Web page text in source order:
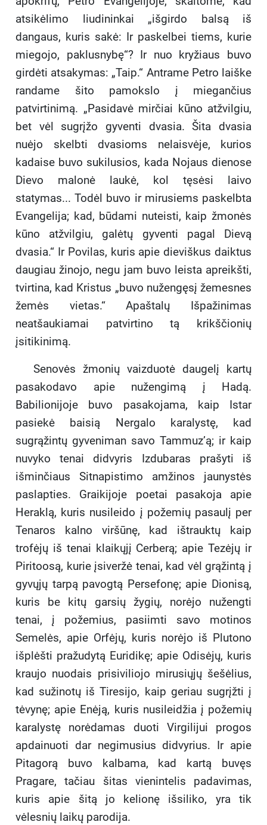
atsikėlimo liudininkai „išgirdo balsą iš
dangaus, kuris sakė: Ir paskelbei tiems, kurie
miegojo, paklusnybę“? Ir nuo kryžiaus buvo
girdėti atsakymas: „Taip.“ Antrame Petro laiške
randame šito pamokslo į miegančius
patvirtinimą. „Pasidavė mirčiai kūno atžvilgiu,
bet vėl sugrįžo gyventi dvasia. Šita dvasia
nuėjo skelbti dvasioms nelaisvėje, kurios
kadaise buvo sukilusios, kada Nojaus dienose
Dievo malonė laukė, kol tęsėsi laivo
statymas... Todėl buvo ir mirusiems paskelbta
Evangelija; kad, būdami nuteisti, kaip žmonės
kūno atžvilgiu, galėtų gyventi pagal Dievą
dvasia.“ Ir Povilas, kuris apie dieviškus daiktus
daugiau žinojo, negu jam buvo leista apreikšti,
tvirtina, kad Kristus „buvo nužengęsį žemesnes
žemės vietas.“ Apaštalų Išpažinimas
neatšaukiamai patvirtino tą krikščionių
įsitikinimą.
Senovės žmonių vaizduotė daugelį kartų
pasakodavo apie nužengimą į Hadą.
Babilionijoje buvo pasakojama, kaip Istar
pasiekė baisią Nergalo karalystę, kad
sugrąžintų gyveniman savo Tammuz’ą; ir kaip
nuvyko tenai didvyris Izdubaras prašyti iš
išminčiaus Sitnapistimo amžinos jaunystės
paslapties. Graikijoje poetai pasakoja apie
Heraklą, kuris nusileido į požemių pasaulį per
Tenaros kalno viršūnę, kad ištrauktų kaip
trofėjų iš tenai klaikųjį Cerberą; apie Tezėjų ir
Piritoosą, kurie įsiveržė tenai, kad vėl grąžintą į
gyvųjų tarpą pavogtą Persefonę; apie Dionisą,
kuris be kitų garsių žygių, norėjo nužengti
tenai, į požemius, pasiimti savo motinos
Semelės, apie Orfėjų, kuris norėjo iš Plutono
išplėšti pražudytą Euridikę; apie Odisėjų, kuris
kraujo nuodais prisiviliojo mirusiųjų šešėlius,
kad sužinotų iš Tiresijo, kaip geriau sugrįžti į
tėvynę; apie Enėją, kuris nusileidžia į požemių
karalystę norėdamas duoti Virgilijui progos
apdainuoti dar negimusius didvyrius. Ir apie
Pitagorą buvo kalbama, kad kartą buvęs
Pragare, tačiau šitas vienintelis padavimas,
kuris apie šitą jo kelionę išsiliko, yra tik
vėlesnių laikų parodija.